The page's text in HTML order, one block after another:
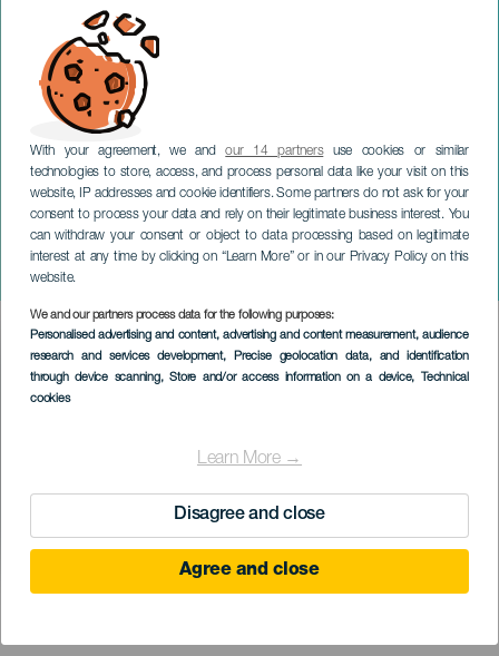
With your agreement, we andour 14 partnersuse cookies or similar
technologies to store, access, and process personal data like your visit on this
website, IP addresses and cookie identifiers. Some partners do not ask for your
consent to process your data and rely on their legitimate business interest. You
can withdraw your consent or object to data processing based on legitimate
interest at any time by clicking on “Learn More” or in our Privacy Policy on this
website.
We and our partners process data for the following purposes:
Personalised advertising and content, advertising and content measurement, audience
research and services development, Precise geolocation data, and identification
through device scanning, Store and/or access information on a device, Technical
cookies
Learn More →
Disagree and close
Agree and close
Pastora Soler koncerten
GRAN CANARIA
Imagen
Listado